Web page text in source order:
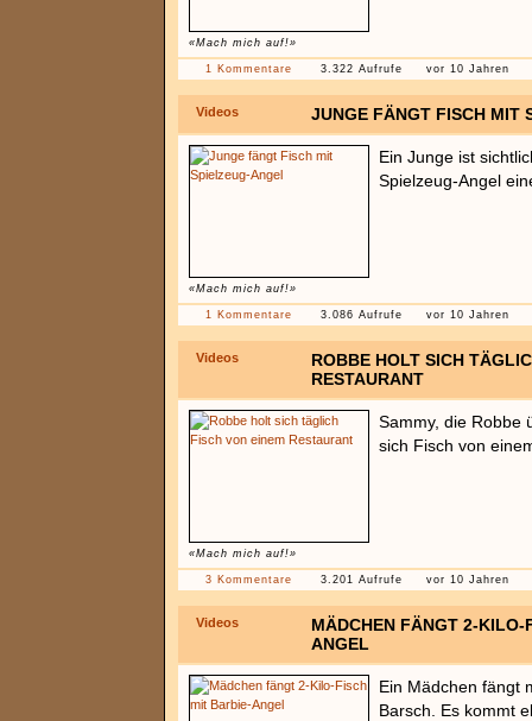
«Mach mich auf!»
1 Kommentare 3.322 Aufrufe vor 10 Jahren
Videos JUNGE FÄNGT FISCH MIT
«Mach mich auf!»
Ein Junge ist
Spielzeug-Angel
1 Kommentare 3.086 Aufrufe vor 10 Jahren
Videos
ROBBE HOLT SICH
RESTAURANT
«Mach mich auf!»
Sammy, die Robbe
sich Fisch von
3 Kommentare 3.201 Aufrufe vor 10 Jahren
Videos
MÄDCHEN FÄNGT 2-KILO-
ANGEL
Ein Mädchen fängt
Barsch. Es kommt